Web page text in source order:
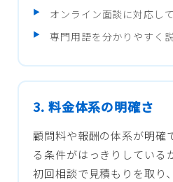
オンライン面談に対応し
専門用語を分かりやすく
3. 料金体系の明確さ
顧問料や報酬の体系が明確
る条件がはっきりしている
初回相談で見積もりを取り